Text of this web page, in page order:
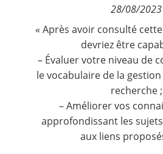
28/08/2023
« Après avoir consulté
devriez être
– Évaluer votre niveau de
le vocabulaire de la
recherche ;
– Améliorer vos
approfondissant les
aux liens